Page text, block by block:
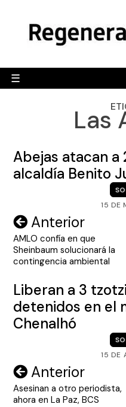
content
☰
Las
Abejas atacan a
alcaldía Benito
15 DE
Navegación
de
entradas
Anterior
AMLO confía en que
Sheinbaum solucionará la
contingencia ambiental
Liberan a 3
detenidos en el
Chenalhó
15 DE
Navegación
de
Anterior
Asesinan a otro periodista,
ahora en La Paz, BCS